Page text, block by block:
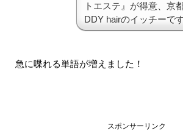
トエステ』が得意、京
DDY hairのイッチーです
急に喋れる単語が増えました！
スポンサーリンク